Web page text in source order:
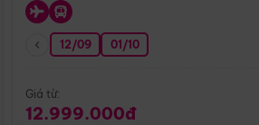
12/09 01/10
Giá từ:
12.999.000đ